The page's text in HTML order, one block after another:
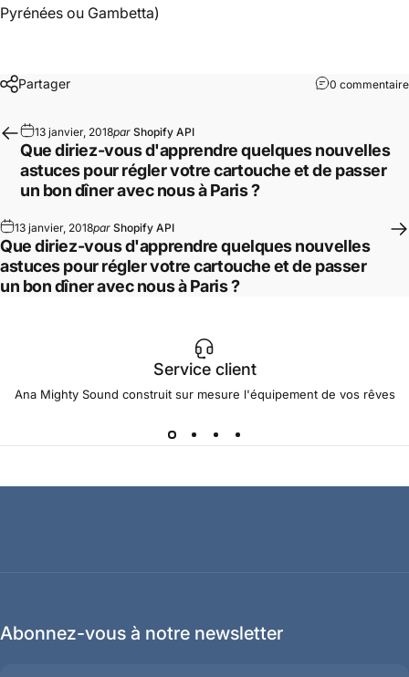
Pyrénées ou Gambetta)
Partager 0 commentaire
13 janvier, 2018par Shopify API
Que diriez-vous d'apprendre quelques nouvelles
astuces pour régler votre cartouche et de passer
un bon dîner avec nous à Paris ?
13 janvier, 2018par Shopify API
Que diriez-vous d'apprendre quelques nouvelles
astuces pour régler votre cartouche et de passer
un bon dîner avec nous à Paris ?
Service client
Ana Mighty Sound construit sur mesure l'équipement de vos rêves
Abonnez-vous à notre newsletter